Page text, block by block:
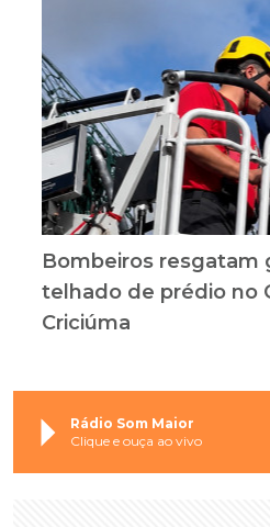
Bombeiros resgatam
telhado de prédio no
Criciúma
Rádio Som Maior
Clique e ouça ao vivo